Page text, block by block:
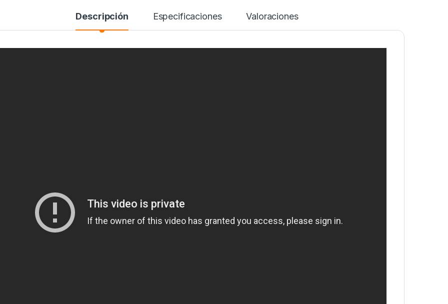
Descripción Especificaciones Valoraciones